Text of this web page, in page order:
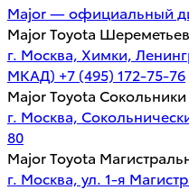
Major — официальный
Major Toyota
г. Москва, Химки,
МКАД) +7 (495) 172-75-76
Major Toyota Сокольники
г. Москва,
80
Major Toyota
г. Москва, ул. 1-я